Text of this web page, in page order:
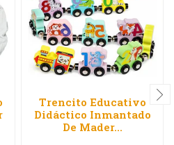
Trencito Educativo
Didáctico Inmantado
De Mader...